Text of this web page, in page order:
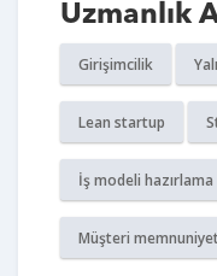
Uzmanlık
Girişimcilik
Lean startup
İş modeli hazırlama
Müşteri